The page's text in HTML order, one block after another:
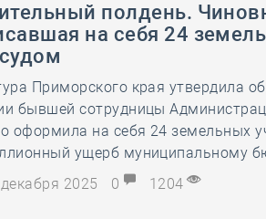
полдень.
на себя 24
Приморского края утвердила
бывшей сотрудницы
оформила на себя 24 земельных
ущерб муниципальному
2025
0 1204